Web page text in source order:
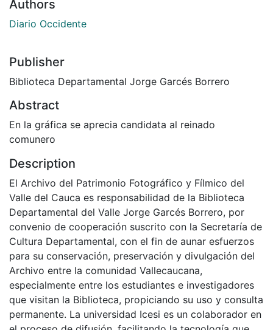
Authors
Diario Occidente
Publisher
Biblioteca Departamental Jorge Garcés Borrero
Abstract
En la gráfica se aprecia candidata al reinado
comunero
Description
El Archivo del Patrimonio Fotográfico y Fílmico del
Valle del Cauca es responsabilidad de la Biblioteca
Departamental del Valle Jorge Garcés Borrero, por
convenio de cooperación suscrito con la Secretaría de
Cultura Departamental, con el fin de aunar esfuerzos
para su conservación, preservación y divulgación del
Archivo entre la comunidad Vallecaucana,
especialmente entre los estudiantes e investigadores
que visitan la Biblioteca, propiciando su uso y consulta
permanente. La universidad Icesi es un colaborador en